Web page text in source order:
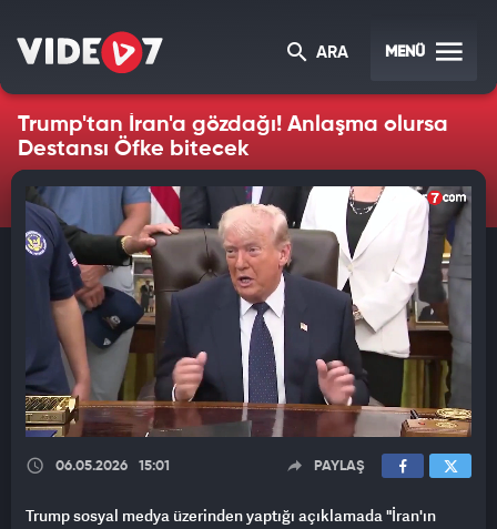
ARA MENÜ
Trump'tan İran'a gözdağı! Anlaşma olursa
Destansı Öfke bitecek
06.05.2026 15:01 PAYLAŞ
Trump sosyal medya üzerinden yaptığı açıklamada "İran'ın